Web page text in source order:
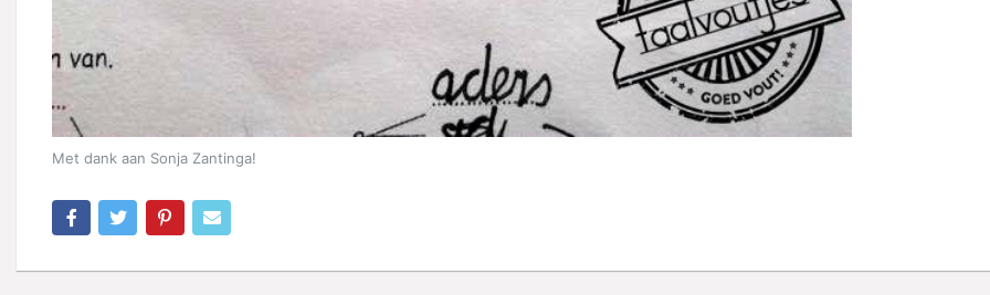
Met dank aan Sonja Zantinga!